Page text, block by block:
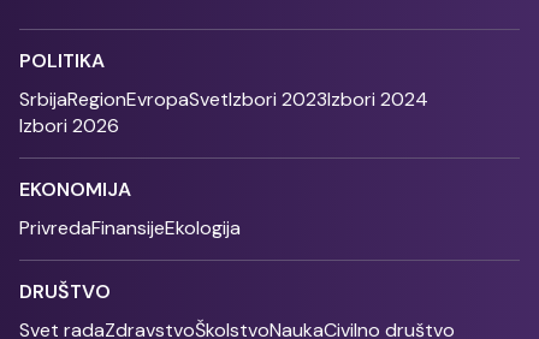
POLITIKA
SrbijaRegionEvropaSvetIzbori 2023Izbori 2024
Izbori 2026
EKONOMIJA
PrivredaFinansijeEkologija
DRUŠTVO
Svet radaZdravstvoŠkolstvoNaukaCivilno društvo